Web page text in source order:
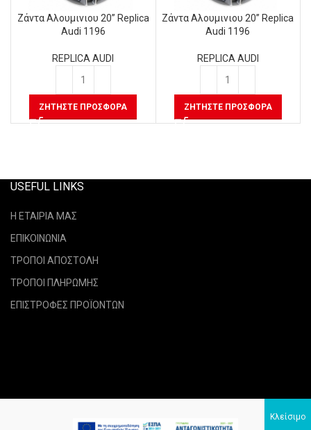
Ζάντα Αλουμινιου 20” Replica
Audi 1196
REPLICA AUDI
ΖΗΤΉΣΤΕ ΠΡΟΣΦΟΡΆ
Ζάντα Αλουμινιου 20” Replica
Audi 1196
REPLICA AUDI
ΖΗΤΉΣΤΕ ΠΡΟΣΦΟΡΆ
USEFUL LINKS
Η ΕΤΑΙΡΙΑ ΜΑΣ
ΕΠΙΚΟΙΝΩΝΙΑ
ΤΡΟΠΟΙ ΑΠΟΣΤΟΛΗ
ΤΡΟΠΟΙ ΠΛΗΡΩΜΗΣ
ΕΠΙΣΤΡΟΦΕΣ ΠΡΟΪΟΝΤΩΝ
verraselastika.gr 2021 CREATED BYNetPixel